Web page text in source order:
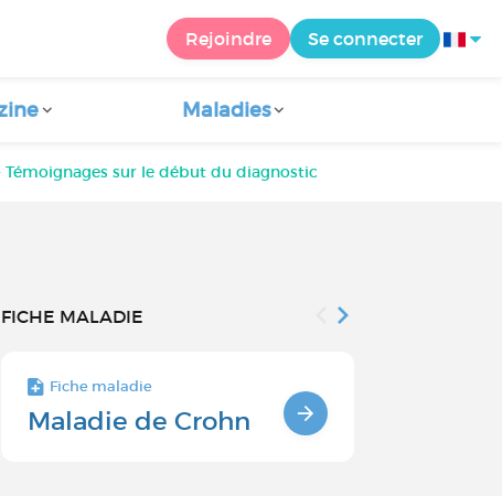
Rejoindre Se connecter
Maladies
Témoignages sur le début du diagnostic
FICHE MALADIE
Fiche maladie
Maladie de Crohn